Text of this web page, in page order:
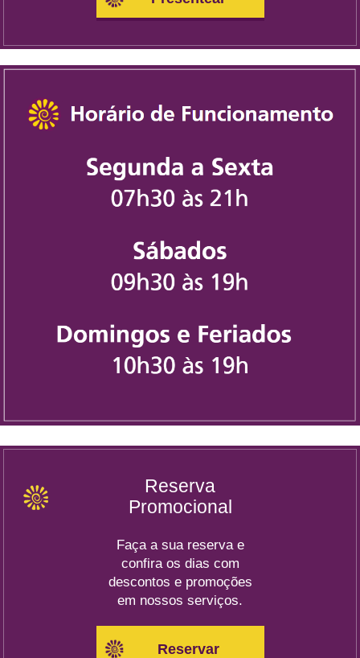
Reserva
Promocional
Faça a sua reserva e
confira os dias com
descontos e promoções
em nossos serviços.
Reservar